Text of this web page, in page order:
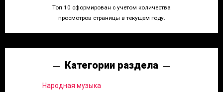
Топ 10 сформирован с учетом количества
просмотров страницы в текущем году.
Категории раздела
Народная музыка